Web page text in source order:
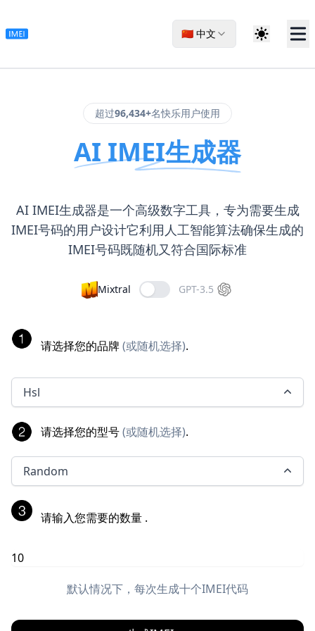
🇨🇳 中文
超过96,434+名快乐用户使用
AI IMEI生成器
AI IMEI生成器是一个高级数字工具，专为需要生成
IMEI号码的用户设计它利用人工智能算法确保生成的
IMEI号码既随机又符合国际标准
Mixtral GPT-3.5
请选择您的品牌(或随机选择).
Hsl
请选择您的型号(或随机选择).
Random
请输入您需要的数量 .
默认情况下，每次生成十个IMEI代码